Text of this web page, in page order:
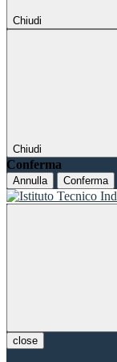
Chiudi
Chiudi
Conferma
Annulla Conferma
close